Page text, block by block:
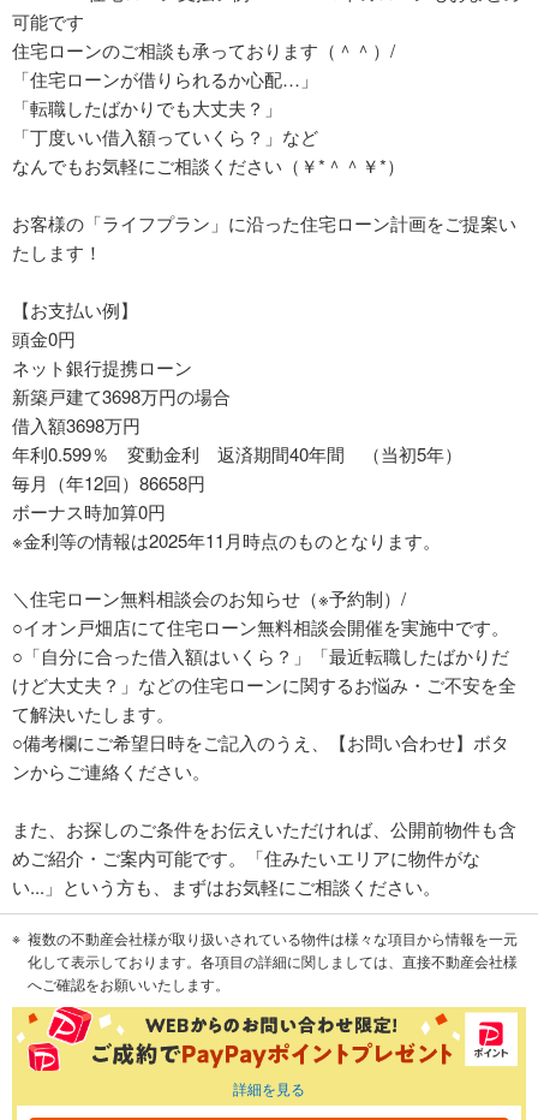
可能です
住宅ローンのご相談も承っております（＾＾）/
「住宅ローンが借りられるか心配…」
「転職したばかりでも大丈夫？」
「丁度いい借入額っていくら？」など
なんでもお気軽にご相談ください（￥*＾＾￥*）
お客様の「ライフプラン」に沿った住宅ローン計画をご提案い
たします！
【お支払い例】
頭金0円
ネット銀行提携ローン
新築戸建て3698万円の場合
借入額3698万円
年利0.599％ 変動金利 返済期間40年間 （当初5年）
毎月（年12回）86658円
ボーナス時加算0円
※金利等の情報は2025年11月時点のものとなります。
＼住宅ローン無料相談会のお知らせ（※予約制）/
○イオン戸畑店にて住宅ローン無料相談会開催を実施中です。
○「自分に合った借入額はいくら？」「最近転職したばかりだ
けど大丈夫？」などの住宅ローンに関するお悩み・ご不安を全
て解決いたします。
○備考欄にご希望日時をご記入のうえ、【お問い合わせ】ボタ
ンからご連絡ください。
また、お探しのご条件をお伝えいただければ、公開前物件も含
めご紹介・ご案内可能です。「住みたいエリアに物件がな
い...」という方も、まずはお気軽にご相談ください。
複数の不動産会社様が取り扱いされている物件は様々な項目から情報を一元
化して表示しております。各項目の詳細に関しましては、直接不動産会社様
へご確認をお願いいたします。
詳細を見る